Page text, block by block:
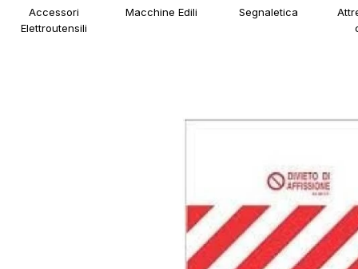
Accessori
Elettroutensili
Macchine Edili Segnaletica